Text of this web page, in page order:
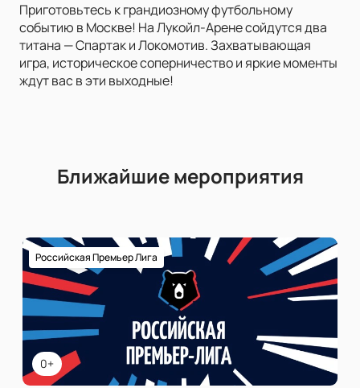
Приготовьтесь к грандиозному футбольному
событию в Москве! На Лукойл-Арене сойдутся два
титана — Спартак и Локомотив. Захватывающая
игра, историческое соперничество и яркие моменты
ждут вас в эти выходные!
Ближайшие мероприятия
0+
Российская Премьер Лига